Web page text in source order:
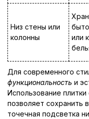
Низ стены или
колонны
или
Для современного
функциональность и
Использование
позволяет сохранить
точечная подсветка